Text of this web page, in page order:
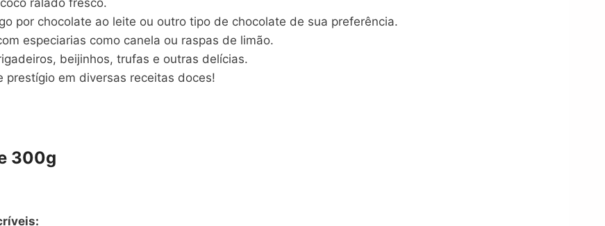
por chocolate ao leite ou outro tipo de chocolate de sua preferência.
especiarias como canela ou raspas de limão.
beijinhos, trufas e outras delícias.
em diversas receitas doces!
300g